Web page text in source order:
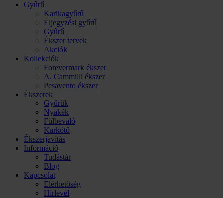
Gyűrű
Karikagyűrű
Eljegyzési gyűrű
Gyűrű
Ékszer tervek
Akciók
Kollekciók
Forevermark ékszer
A. Cammilli ékszer
Pesavento ékszer
Ékszerek
Gyűrűk
Nyakék
Fülbevaló
Karkötő
Ékszerjavítás
Információ
Tudástár
Blog
Kapcsolat
Elérhetőség
Hírlevél